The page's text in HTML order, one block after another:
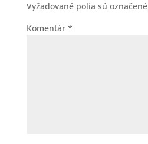
Vyžadované polia sú označené
Komentár *